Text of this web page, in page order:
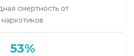
смертность от
наркотиков
53%